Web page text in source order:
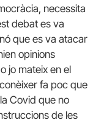
necessita
debat es va
que es va atacar
opinions
jo mateix en el
fa poc que
Covid que no
de les